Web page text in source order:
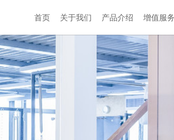
首页 关于我们 产品介绍 增值服务